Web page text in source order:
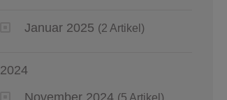
Januar 2025 (2 Artikel)
2024
November 2024 (5 Artikel)